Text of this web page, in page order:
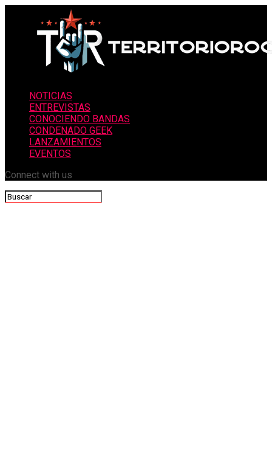
NOTICIAS
ENTREVISTAS
CONOCIENDO BANDAS
CONDENADO GEEK
LANZAMIENTOS
EVENTOS
Connect with us